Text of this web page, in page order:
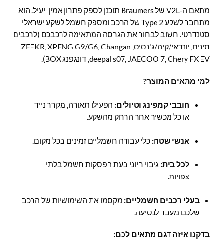
מתאם ה-V2L של Braumers תוכנן לספק פתרון אמין ויעיל. הוא
מתחבר לשקע Type 2 של הרכב ומספק חשמל לשקע ישראלי
סטנדרטי. חשוב לבחור את הגרסה המתאימה לרכבכם (לרכבים
סינים, יונדאי/קיה/ג'נסיס, ZEEKR, XPENG G9/G6, Changan
deepal s07, JAECOO 7, Chery FX EV, דונגפנג BOX).
למי מתאים המוצר?
חובבי קמפינג וטיולים: הפעילו תאורה, מקרר נייד
או כל מכשיר אחר הרחק מהשקע.
אנשי שטח: כלי עבודה חשמליים זמינים בכל מקום.
לכל בית: גיבוי חיוני בעת הפסקות חשמל בלתי
צפויות.
בעלי רכבים חשמליים: מקסמו את השימושיות של הרכב
שלכם מעבר לנסיעה.
בדקנו איזה דגם מתאים לכם: